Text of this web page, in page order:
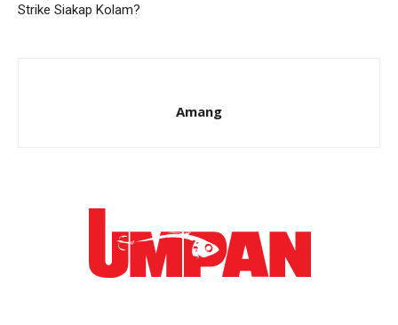
Strike Siakap Kolam?
Amang